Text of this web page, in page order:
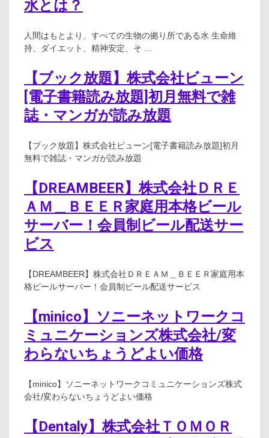
水とは？
人間はもとより、すべての生物の拠り所である水 生命維
持、ダイエット、精神安定、そ …
【ブック放題】株式会社ビューン
[電子書籍読み放題]初月無料で雑
誌・マンガが読み放題
【ブック放題】株式会社ビューン[電子書籍読み放題]初月
無料で雑誌・マンガが読み放題
【DREAMBEER】株式会社ＤＲＥ
ＡＭ＿ＢＥＥＲ家庭用本格ビール
サーバー！会員制ビール配送サー
ビス
【DREAMBEER】株式会社ＤＲＥＡＭ＿ＢＥＥＲ家庭用本
格ビールサーバー！会員制ビール配送サービス
【minico】ソニーネットワークコ
ミュニケーションズ株式会社/変
わらないちょうどよい価格
【minico】ソニーネットワークコミュニケーションズ株式
会社/変わらないちょうどよい価格
【Dentaly】株式会社ＴＯＭＯＲ